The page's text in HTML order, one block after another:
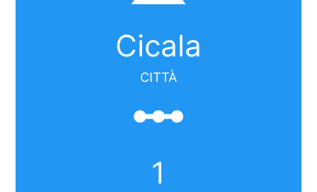
Cicala
CITTÀ
linear_scale
1